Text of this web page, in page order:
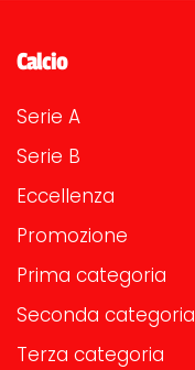
Calcio
Serie A
Serie B
Eccellenza
Promozione
Prima categoria
Seconda categoria
Terza categoria